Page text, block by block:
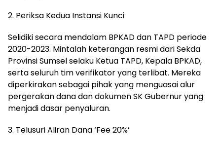
2. Periksa Kedua Instansi Kunci
Selidiki secara mendalam BPKAD dan TAPD periode
2020-2023. Mintalah keterangan resmi dari Sekda
Provinsi Sumsel selaku Ketua TAPD, Kepala BPKAD,
serta seluruh tim verifikator yang terlibat. Mereka
diperkirakan sebagai pihak yang menguasai alur
pergerakan dana dan dokumen SK Gubernur yang
menjadi dasar penyaluran.
3. Telusuri Aliran Dana ‘Fee 20%’